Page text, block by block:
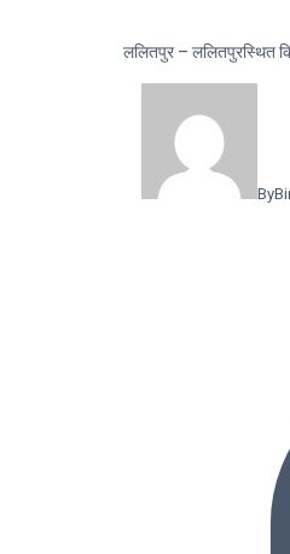
ललितपुर – ललितपुरस्थित
By